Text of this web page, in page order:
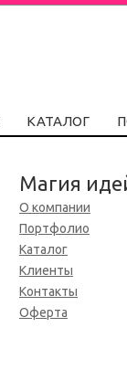
КАТАЛОГ
Магия
О компании
Портфолио
Каталог
Клиенты
Контакты
Оферта